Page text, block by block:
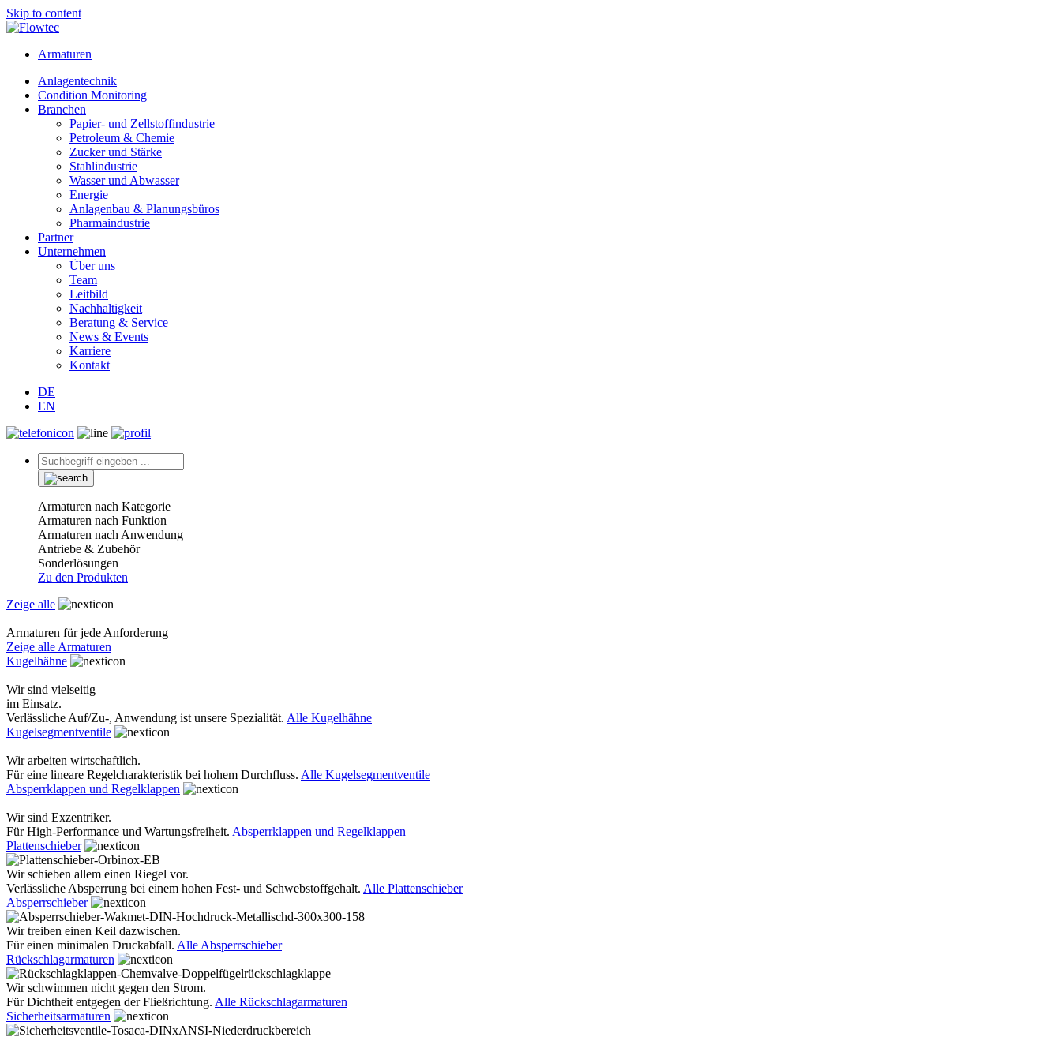
Skip to content
Armaturen
Anlagentechnik
Condition Monitoring
Branchen
Papier- und Zellstoffindustrie
Petroleum & Chemie
Zucker und Stärke
Stahlindustrie
Wasser und Abwasser
Energie
Anlagenbau & Planungsbüros
Pharmaindustrie
Partner
Unternehmen
Über uns
Team
Leitbild
Nachhaltigkeit
Beratung & Service
News & Events
Karriere
Kontakt
DE
EN
Armaturen nach Kategorie
Armaturen nach Funktion
Armaturen nach Anwendung
Antriebe & Zubehör
Sonderlösungen
Zu den Produkten
Zeige alle
Armaturen für jede Anforderung
Zeige alle Armaturen
Kugelhähne
Wir sind vielseitig
im Einsatz.
Verlässliche Auf/Zu-, Anwendung ist unsere Spezialität. Alle Kugelhähne
Kugelsegmentventile
Wir arbeiten wirtschaftlich.
Für eine lineare Regelcharakteristik bei hohem Durchfluss. Alle Kugelsegmentventile
Absperrklappen und Regelklappen
Wir sind Exzentriker.
Für High-Performance und Wartungsfreiheit. Absperrklappen und Regelklappen
Plattenschieber
Wir schieben allem einen Riegel vor.
Verlässliche Absperrung bei einem hohen Fest- und Schwebstoffgehalt. Alle Plattenschieber
Absperrschieber
Wir treiben einen Keil dazwischen.
Für einen minimalen Druckabfall. Alle Absperrschieber
Rückschlagarmaturen
Wir schwimmen nicht gegen den Strom.
Für Dichtheit entgegen der Fließrichtung. Alle Rückschlagarmaturen
Sicherheitsarmaturen